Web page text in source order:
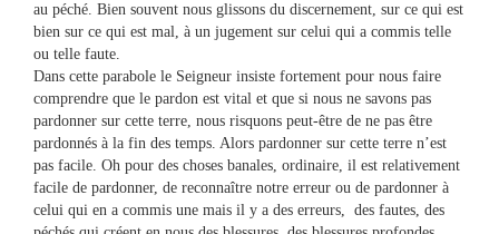
au péché. Bien souvent nous glissons du discernement, sur ce qui est
bien sur ce qui est mal, à un jugement sur celui qui a commis telle
ou telle faute.
Dans cette parabole le Seigneur insiste fortement pour nous faire
comprendre que le pardon est vital et que si nous ne savons pas
pardonner sur cette terre, nous risquons peut-être de ne pas être
pardonnés à la fin des temps. Alors pardonner sur cette terre n’est
pas facile. Oh pour des choses banales, ordinaire, il est relativement
facile de pardonner, de reconnaître notre erreur ou de pardonner à
celui qui en a commis une mais il y a des erreurs, des fautes, des